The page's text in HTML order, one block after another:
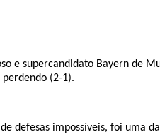
e supercandidato Bayern de
(2-1).
defesas impossíveis, foi